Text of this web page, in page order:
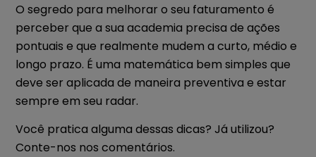
O segredo para melhorar o seu faturamento é
perceber que a sua academia precisa de ações
pontuais e que realmente mudem a curto, médio e
longo prazo. É uma matemática bem simples que
deve ser aplicada de maneira preventiva e estar
sempre em seu radar.
Você pratica alguma dessas dicas? Já utilizou?
Conte-nos nos comentários.